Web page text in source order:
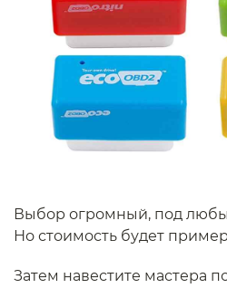
Выбор огромный, под
Но стоимость будет
Затем навестите мастера